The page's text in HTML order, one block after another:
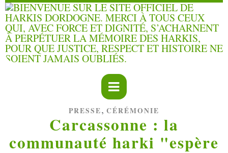
PRESSE, CÉRÉMONIE
Carcassonne : la
communauté harki "espère